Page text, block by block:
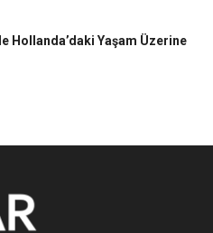
Hollanda’daki Yaşam Üzerine